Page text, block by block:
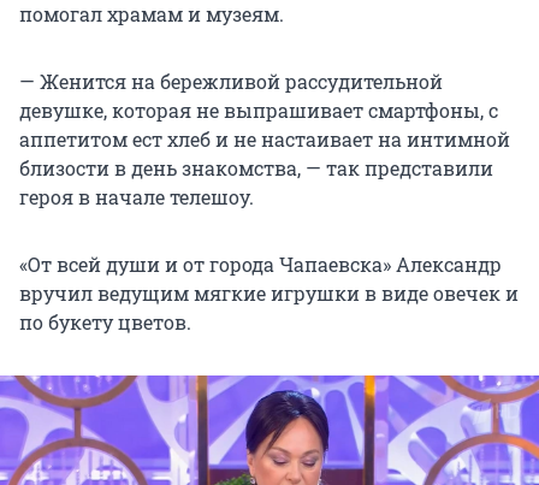
помогал храмам и музеям.
— Женится на бережливой рассудительной
девушке, которая не выпрашивает смартфоны, с
аппетитом ест хлеб и не настаивает на интимной
близости в день знакомства, — так представили
героя в начале телешоу.
«От всей души и от города Чапаевска» Александр
вручил ведущим мягкие игрушки в виде овечек и
по букету цветов.